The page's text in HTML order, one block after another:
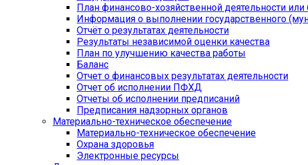
План финансово-хозяйственной деятельности
Информация о выполнении государственного
Отчёт о результатах деятельности
Результаты независимой оценки качества
План по улучшению качества работы
Баланс
Отчет о финансовых результатах деятельности
Отчет об исполнении ПФХД
Отчеты об исполнении предписаний
Предписания надзорных органов
Материально-техническое обеспечение
Материально-техническое обеспечение
Охрана здоровья
Электронные ресурсы